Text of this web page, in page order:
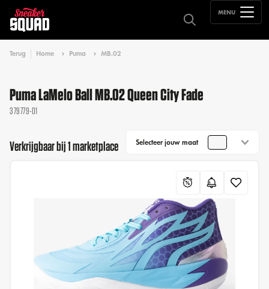
MENU
Terug Home Puma MB.02
Puma LaMelo Ball MB.02 Queen City Fade
379779-01
Verkrijgbaar bij 1 marketplace Selecteer jouw maat